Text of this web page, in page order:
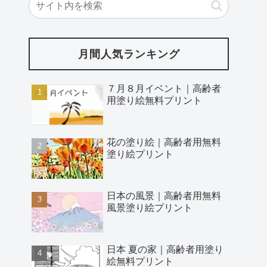
月間人気ランキング
７月８月イベント｜高齢者
用塗り絵無料プリント
花の塗り絵｜高齢者用無料
塗り絵プリント
日本の風景｜高齢者用無料
風景塗り絵プリント
日本 夏の家｜高齢者用塗り
絵無料プリント